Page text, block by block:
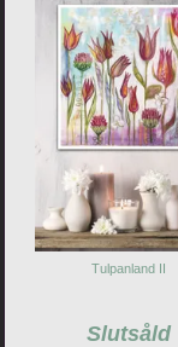
Tulpanland II
Slutsåld